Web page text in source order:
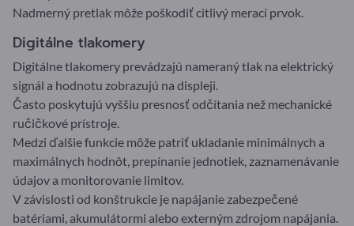
Nadmerný pretlak môže poškodiť citlivý merací prvok.
Digitálne tlakomery
Digitálne tlakomery prevádzajú nameraný tlak na elektrický
signál a hodnotu zobrazujú na displeji.
Často poskytujú vyššiu presnosť odčítania než mechanické
ručičkové prístroje.
Medzi ďalšie funkcie môže patriť ukladanie minimálnych a
maximálnych hodnôt, prepínanie jednotiek, zaznamenávanie
údajov a monitorovanie limitov.
V závislosti od konštrukcie je napájanie zabezpečené
batériami, akumulátormi alebo externým zdrojom napájania.